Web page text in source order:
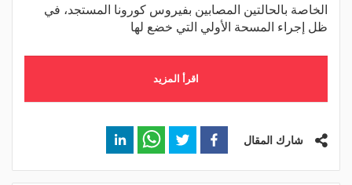
الخاصة بالحالتين المصابين بفيروس كورونا المستجد، في
ظل إجراء المسحة الأولي التي خضع لها
اقرأ المزيد
شارك المقال